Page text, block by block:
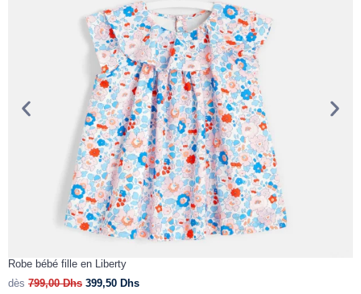
Robe bébé fille en Liberty
dès 799,00Dhs 399,50 Dhs